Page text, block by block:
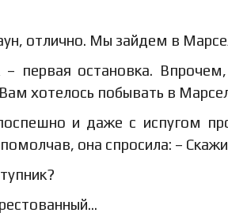
отлично. Мы зайдем в
первая остановка.
хотелось побывать в
и даже с испугом
она спросила: –